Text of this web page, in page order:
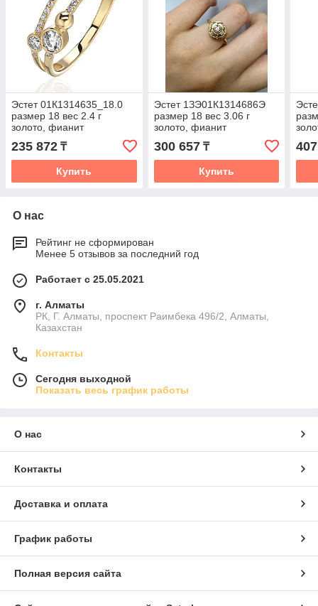
Эстет 01К1314635_18.0
размер 18 вес 2.4 г
золото, фианит
235 872 ₸
Купить
Эстет 1ЗЭ01К1314686Э
размер 18 вес 3.06 г
золото, фианит
300 657₸
Купить
О нас
Рейтинг не сформирован
Менее 5 отзывов за последний год
Работает с 25.05.2021
г. Алматы
РК, Г. Алматы, проспект Раимбека 496/2, Алматы,
Казахстан
Контакты
Сегодня выходной
Показать весь график работы
О нас
Контакты
Доставка и оплата
График работы
Полная версия сайта